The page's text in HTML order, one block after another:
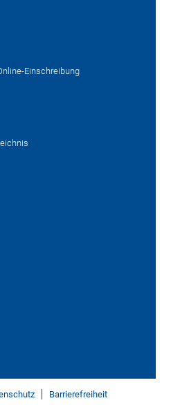
Einschreibung
Barrierefreiheit